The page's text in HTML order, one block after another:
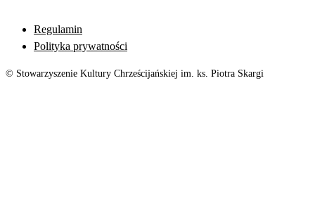
Regulamin
Polityka prywatności
© Stowarzyszenie Kultury Chrześcijańskiej im. ks. Piotra Skargi